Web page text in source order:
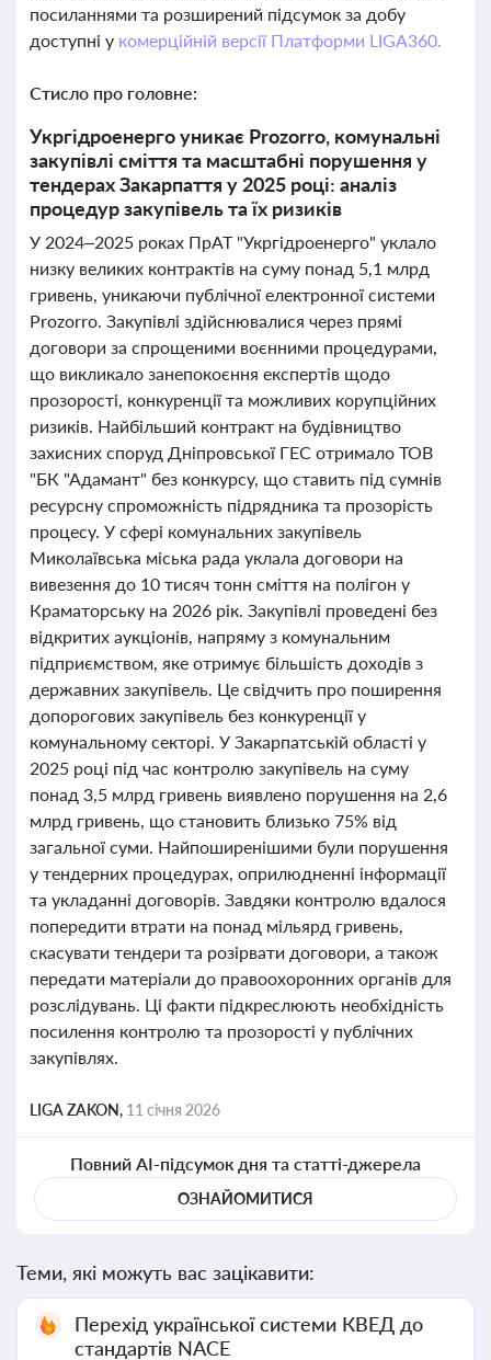
посиланнями та розширений підсумок за добу
доступні у комерційній версії Платформи LIGA360.
Стисло про головне:
Укргідроенерго уникає Prozorro, комунальні
закупівлі сміття та масштабні порушення у
тендерах Закарпаття у 2025 році: аналіз
процедур закупівель та їх ризиків
У 2024–2025 роках ПрАТ "Укргідроенерго" уклало
низку великих контрактів на суму понад 5,1 млрд
гривень, уникаючи публічної електронної системи
Prozorro. Закупівлі здійснювалися через прямі
договори за спрощеними воєнними процедурами,
що викликало занепокоєння експертів щодо
прозорості, конкуренції та можливих корупційних
ризиків. Найбільший контракт на будівництво
захисних споруд Дніпровської ГЕС отримало ТОВ
"БК "Адамант" без конкурсу, що ставить під сумнів
ресурсну спроможність підрядника та прозорість
процесу. У сфері комунальних закупівель
Миколаївська міська рада уклала договори на
вивезення до 10 тисяч тонн сміття на полігон у
Краматорську на 2026 рік. Закупівлі проведені без
відкритих аукціонів, напряму з комунальним
підприємством, яке отримує більшість доходів з
державних закупівель. Це свідчить про поширення
допорогових закупівель без конкуренції у
комунальному секторі. У Закарпатській області у
2025 році під час контролю закупівель на суму
понад 3,5 млрд гривень виявлено порушення на 2,6
млрд гривень, що становить близько 75% від
загальної суми. Найпоширенішими були порушення
у тендерних процедурах, оприлюдненні інформації
та укладанні договорів. Завдяки контролю вдалося
попередити втрати на понад мільярд гривень,
скасувати тендери та розірвати договори, а також
передати матеріали до правоохоронних органів для
розслідувань. Ці факти підкреслюють необхідність
посилення контролю та прозорості у публічних
закупівлях.
LIGA ZAKON, 11 січня 2026
Повний AI-підсумок дня та статті-джерела
ОЗНАЙОМИТИСЯ
Теми, які можуть вас зацікавити:
Перехід української системи КВЕД до
стандартів NACE